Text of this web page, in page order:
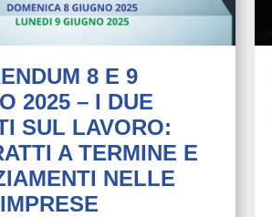
8 E 9
2025 – I DUE
SUL LAVORO:
A TERMINE E
NELLE